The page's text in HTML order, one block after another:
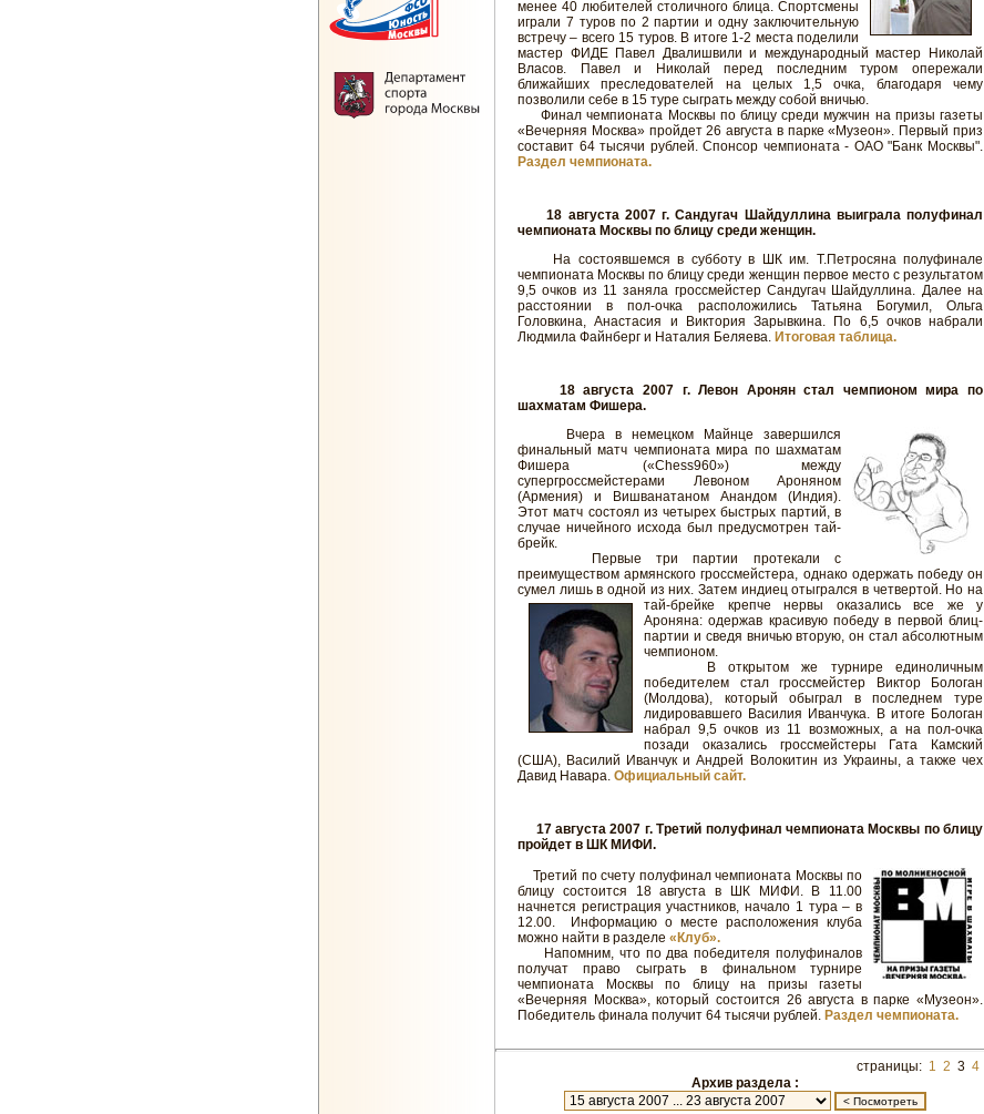
менее 40 любителей столичного блица. Спортсмены
играли 7 туров по 2 партии и одну заключительную
встречу – всего 15 туров. В итоге 1-2 места поделили
мастер ФИДЕ Павел Двалишвили и международный мастер Николай
Власов. Павел и Николай перед последним туром опережали
ближайших преследователей на целых 1,5 очка, благодаря чему
позволили себе в 15 туре сыграть между собой вничью.
Финал чемпионата Москвы по блицу среди мужчин на призы газеты
«Вечерняя Москва» пройдет 26 августа в парке «Музеон». Первый приз
составит 64 тысячи рублей. Спонсор чемпионата - ОАО "Банк Москвы".
Раздел чемпионата.
18 августа 2007 г. Сандугач Шайдуллина выиграла полуфинал
чемпионата Москвы по блицу среди женщин.
На состоявшемся в субботу в ШК им. Т.Петросяна полуфинале
чемпионата Москвы по блицу среди женщин первое место с результатом
9,5 очков из 11 заняла гроссмейстер Сандугач Шайдуллина. Далее на
расстоянии в пол-очка расположились Татьяна Богумил, Ольга
Головкина, Анастасия и Виктория Зарывкина. По 6,5 очков набрали
Людмила Файнберг и Наталия Беляева. Итоговая таблица.
18 августа 2007 г. Левон Аронян стал чемпионом мира по
шахматам Фишера.
Вчера в немецком Майнце завершился
финальный матч чемпионата мира по шахматам
Фишера («Chess960») между
супергроссмейстерами Левоном Ароняном
(Армения) и Вишванатаном Анандом (Индия).
Этот матч состоял из четырех быстрых партий, в
случае ничейного исхода был предусмотрен тай-
брейк.
Первые три партии протекали с
преимуществом армянского гроссмейстера, однако одержать победу он
сумел лишь в одной из них. Затем индиец отыгрался в четвертой. Но на
тай-брейке крепче нервы оказались все же у
Ароняна: одержав красивую победу в первой блиц-
партии и сведя вничью вторую, он стал абсолютным
чемпионом.
В открытом же турнире единоличным
победителем стал гроссмейстер Виктор Бологан
(Молдова), который обыграл в последнем туре
лидировавшего Василия Иванчука. В итоге Бологан
набрал 9,5 очков из 11 возможных, а на пол-очка
позади оказались гроссмейстеры Гата Камский
(США), Василий Иванчук и Андрей Волокитин из Украины, а также чех
Давид Навара. Официальный сайт.
17 августа 2007 г. Третий полуфинал чемпионата Москвы по блицу
пройдет в ШК МИФИ.
Третий по счету полуфинал чемпионата Москвы по
блицу состоится 18 августа в ШК МИФИ. В 11.00
начнется регистрация участников, начало 1 тура – в
12.00. Информацию о месте расположения клуба
можно найти в разделе «Клуб».
Напомним, что по два победителя полуфиналов
получат право сыграть в финальном турнире
чемпионата Москвы по блицу на призы газеты
«Вечерняя Москва», который состоится 26 августа в парке «Музеон».
Победитель финала получит 64 тысячи рублей. Раздел чемпионата.
страницы: 1 2 3 4
Архив раздела :